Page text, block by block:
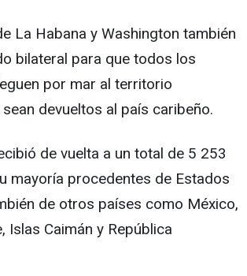
La Habana y Washington también
bilateral para que todos los
por mar al territorio
devueltos al país caribeño.
de vuelta a un total de 5 253
mayoría procedentes de Estados
de otros países como México,
Islas Caimán y República